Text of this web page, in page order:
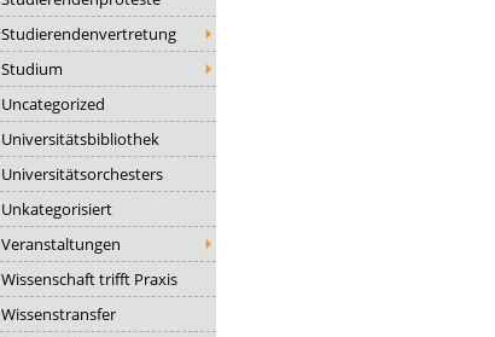
Studierendenvertretung
Studium
Uncategorized
Universitätsbibliothek
Universitätsorchesters
Unkategorisiert
Veranstaltungen
Wissenschaft trifft Praxis
Wissenstransfer